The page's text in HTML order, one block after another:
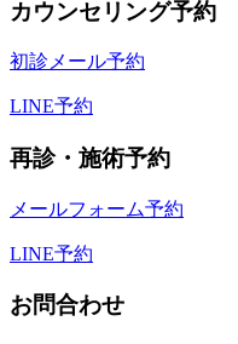
カウンセリング予約
初診メール予約
LINE予約
再診・施術予約
メールフォーム予約
LINE予約
お問合わせ